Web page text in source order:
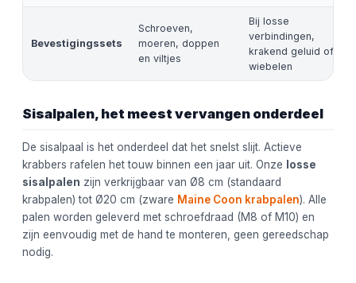
Bevestigingssets
Schroeven,
moeren, doppen
en viltjes
Bij losse
verbindingen,
krakend geluid of
wiebelen
Sisalpalen, het meest vervangen onderdeel
De sisalpaal is het onderdeel dat het snelst slijt. Actieve
krabbers rafelen het touw binnen een jaar uit. Onze
losse
sisalpalen zijn verkrijgbaar van Ø8 cm (standaard
krabpalen) tot Ø20 cm (zware Maine Coon krabpalen). Alle
palen worden geleverd met schroefdraad (M8 of M10) en
zijn eenvoudig met de hand te monteren, geen gereedschap
nodig.